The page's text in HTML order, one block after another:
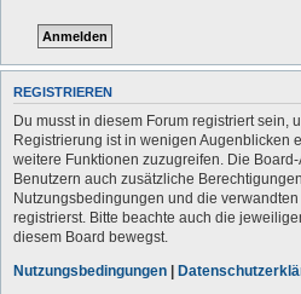
REGISTRIEREN
Du musst in diesem Forum registriert sein,
Registrierung ist in wenigen Augenblicken
weitere Funktionen zuzugreifen. Die
Benutzern auch zusätzliche
Nutzungsbedingungen und die
registrierst. Bitte beachte auch die
diesem Board bewegst.
Nutzungsbedingungen |